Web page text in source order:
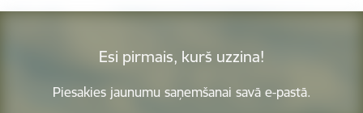
Esi pirmais, kurš uzzina!
Piesakies jaunumu saņemšanai savā e-pastā.